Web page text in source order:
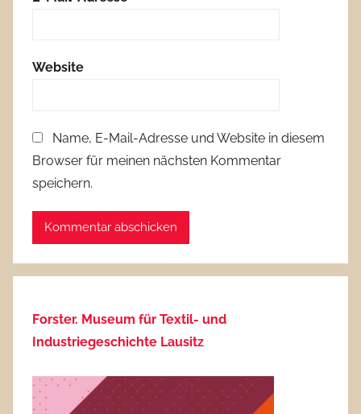
Website
Name, E-Mail-Adresse und Website in diesem
Browser für meinen nächsten Kommentar
speichern.
Forster. Museum für Textil- und
Industriegeschichte Lausitz